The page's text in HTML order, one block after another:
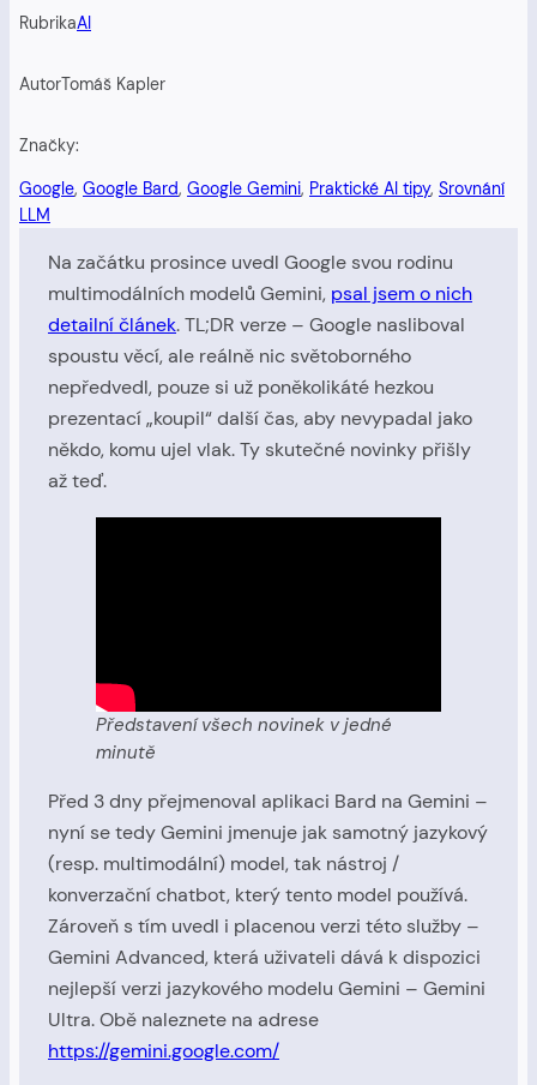
RubrikaAI
AutorTomáš Kapler
Značky:
Google, Google Bard, Google Gemini, Praktické AI tipy, Srovnání
LLM
Na začátku prosince uvedl Google svou rodinu
multimodálních modelů Gemini, psal jsem o nich
detailní článek. TL;DR verze – Google nasliboval
spoustu věcí, ale reálně nic světoborného
nepředvedl, pouze si už poněkolikáté hezkou
prezentací „koupil“ další čas, aby nevypadal jako
někdo, komu ujel vlak. Ty skutečné novinky přišly
až teď.
Představení všech novinek v jedné
minutě
Před 3 dny přejmenoval aplikaci Bard na Gemini –
nyní se tedy Gemini jmenuje jak samotný jazykový
(resp. multimodální) model, tak nástroj /
konverzační chatbot, který tento model používá.
Zároveň s tím uvedl i placenou verzi této služby –
Gemini Advanced, která uživateli dává k dispozici
nejlepší verzi jazykového modelu Gemini – Gemini
Ultra. Obě naleznete na adrese
https://gemini.google.com/